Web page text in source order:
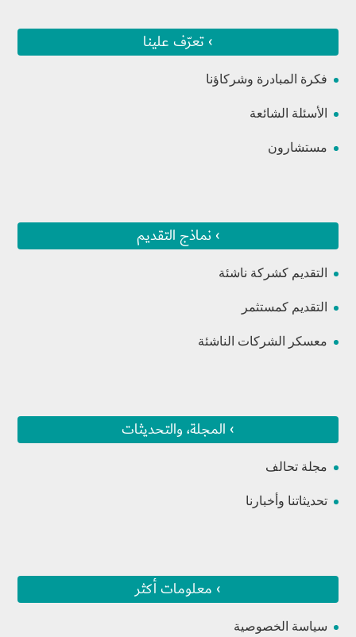
› تعرّف علينا
فكرة المبادرة وشركاؤنا
الأسئلة الشائعة
مستشارون
› نماذج التقديم
التقديم كشركة ناشئة
التقديم كمستثمر
معسكر الشركات الناشئة
› المجلة، والتحديثات
مجلة تحالف
تحديثاتنا وأخبارنا
› معلومات أكثر
سياسة الخصوصية